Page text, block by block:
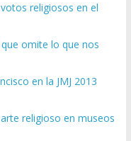
religiosos en el
que omite lo que nos
en la JMJ 2013
arte religioso en museos